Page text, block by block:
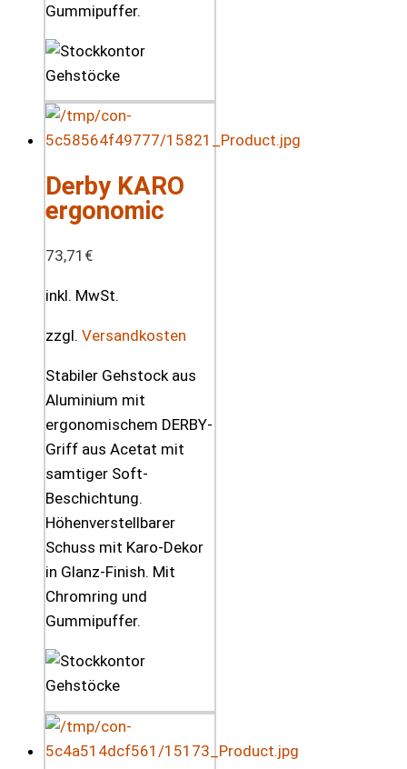
Gummipuffer.
Derby KARO
ergonomic
73,71 €
inkl. MwSt.
zzgl. Versandkosten
Stabiler Gehstock aus
Aluminium mit
ergonomischem DERBY-
Griff aus Acetat mit
samtiger Soft-
Beschichtung.
Höhenverstellbarer
Schuss mit Karo-Dekor
in Glanz-Finish. Mit
Chromring und
Gummipuffer.